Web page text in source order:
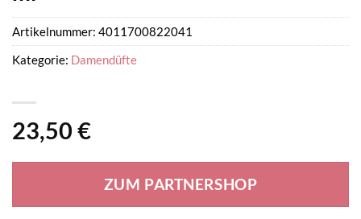
23,50 €
ZUM PARTNERSHOP
Artikelnummer: 4011700822041
Kategorie: Damendüfte